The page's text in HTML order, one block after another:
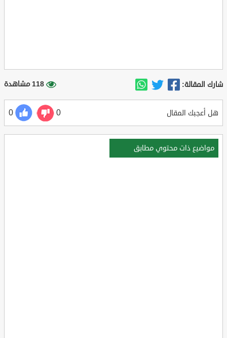
شارك المقالة: 118 مشاهدة
هل أعجبك المقال 0
0
مواضيع ذات محتوي مطابق